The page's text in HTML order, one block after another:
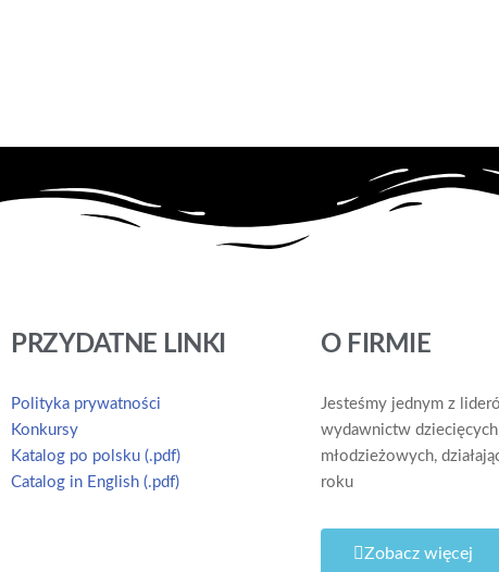
PRZYDATNE LINKI
Polityka prywatności
Konkursy
Katalog po polsku (.pdf)
Catalog in English (.pdf)
O FIRMIE
Jesteśmy jednym z
wydawnictw
młodzieżowych,
roku
Zobacz więcej